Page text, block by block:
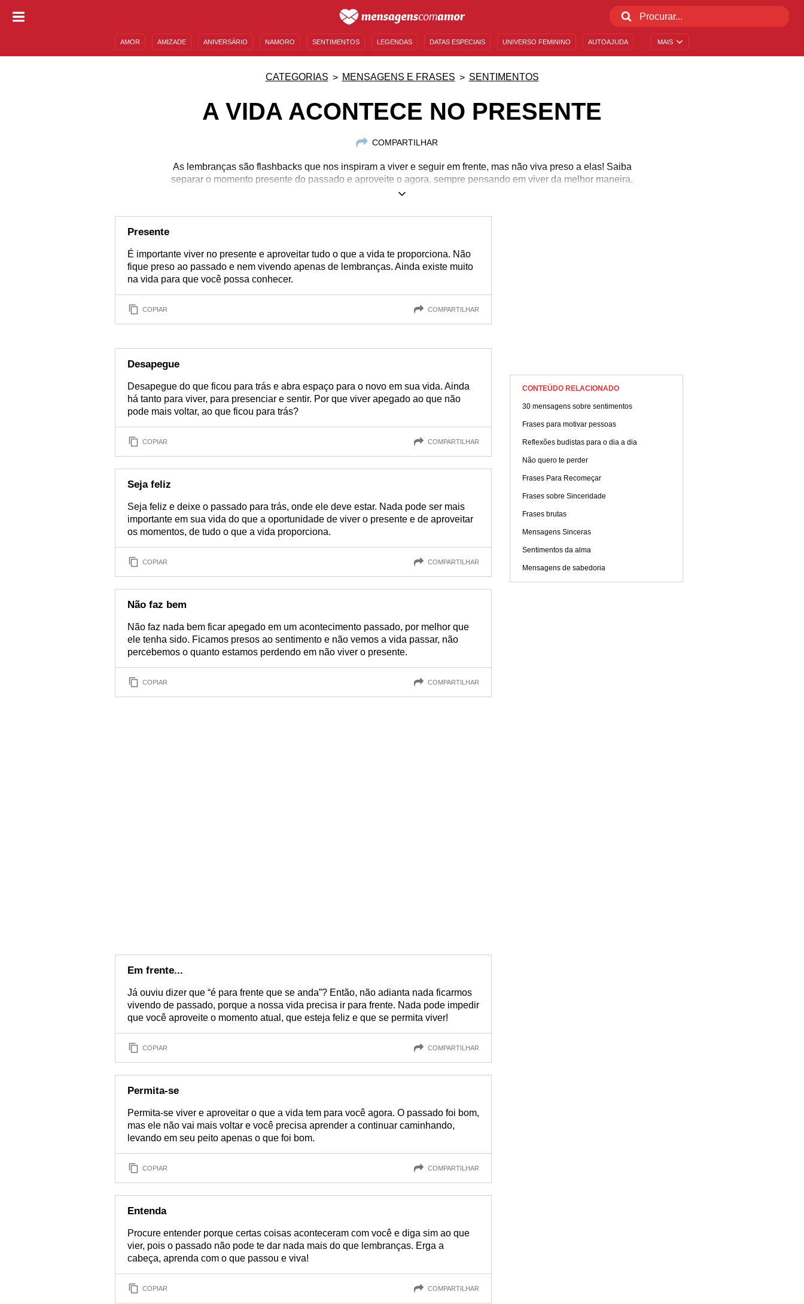
MAIS
AMOR AMIZADE ANIVERSÁRIO NAMORO SENTIMENTOS LEGENDAS DATAS ESPECIAIS UNIVERSO FEMININO AUTOAJUDA
CATEGORIAS MENSAGENS E FRASES SENTIMENTOS
A VIDA ACONTECE NO PRESENTE
COMPARTILHAR
As lembranças são flashbacks que nos inspiram a viver e seguir em frente, mas não viva preso a elas! Saiba
separar o momento presente do passado e aproveite o agora, sempre pensando em viver da melhor maneira.
Venha se inspirar com nossas mensagens e reflexões!
Presente
É importante viver no presente e aproveitar tudo o que a vida te proporciona. Não
fique preso ao passado e nem vivendo apenas de lembranças. Ainda existe muito
na vida para que você possa conhecer.
COPIAR COMPARTILHAR
Desapegue
Desapegue do que ficou para trás e abra espaço para o novo em sua vida. Ainda
há tanto para viver, para presenciar e sentir. Por que viver apegado ao que não
pode mais voltar, ao que ficou para trás?
COPIAR COMPARTILHAR
Seja feliz
Seja feliz e deixe o passado para trás, onde ele deve estar. Nada pode ser mais
importante em sua vida do que a oportunidade de viver o presente e de aproveitar
os momentos, de tudo o que a vida proporciona.
COPIAR COMPARTILHAR
Não faz bem
Não faz nada bem ficar apegado em um acontecimento passado, por melhor que
ele tenha sido. Ficamos presos ao sentimento e não vemos a vida passar, não
percebemos o quanto estamos perdendo em não viver o presente.
COPIAR COMPARTILHAR
Em frente...
Já ouviu dizer que “é para frente que se anda”? Então, não adianta nada ficarmos
vivendo de passado, porque a nossa vida precisa ir para frente. Nada pode impedir
que você aproveite o momento atual, que esteja feliz e que se permita viver!
COPIAR COMPARTILHAR
Permita-se
Permita-se viver e aproveitar o que a vida tem para você agora. O passado foi bom,
mas ele não vai mais voltar e você precisa aprender a continuar caminhando,
levando em seu peito apenas o que foi bom.
COPIAR COMPARTILHAR
Entenda
Procure entender porque certas coisas aconteceram com você e diga sim ao que
vier, pois o passado não pode te dar nada mais do que lembranças. Erga a
cabeça, aprenda com o que passou e viva!
COPIAR COMPARTILHAR
CONTEÚDO RELACIONADO
30 mensagens sobre sentimentos
Frases para motivar pessoas
Reflexões budistas para o dia a dia
Não quero te perder
Frases Para Recomeçar
Frases sobre Sinceridade
Frases brutas
Mensagens Sinceras
Sentimentos da alma
Mensagens de sabedoria